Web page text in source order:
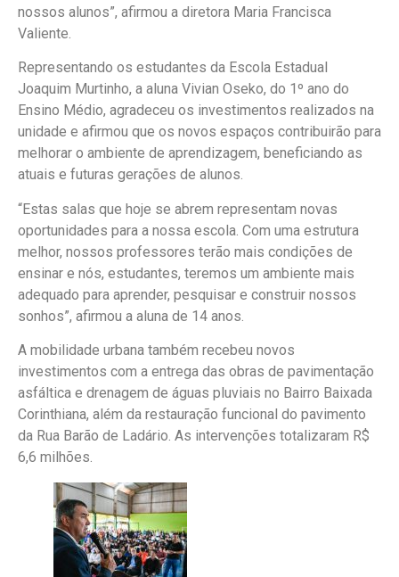
nossos alunos”, afirmou a diretora Maria Francisca
Valiente.
Representando os estudantes da Escola Estadual
Joaquim Murtinho, a aluna Vivian Oseko, do 1º ano do
Ensino Médio, agradeceu os investimentos realizados na
unidade e afirmou que os novos espaços contribuirão para
melhorar o ambiente de aprendizagem, beneficiando as
atuais e futuras gerações de alunos.
“Estas salas que hoje se abrem representam novas
oportunidades para a nossa escola. Com uma estrutura
melhor, nossos professores terão mais condições de
ensinar e nós, estudantes, teremos um ambiente mais
adequado para aprender, pesquisar e construir nossos
sonhos”, afirmou a aluna de 14 anos.
A mobilidade urbana também recebeu novos
investimentos com a entrega das obras de pavimentação
asfáltica e drenagem de águas pluviais no Bairro Baixada
Corinthiana, além da restauração funcional do pavimento
da Rua Barão de Ladário. As intervenções totalizaram R$
6,6 milhões.